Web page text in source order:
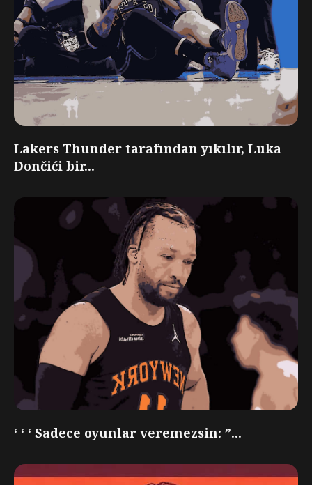
Lakers Thunder tarafından yıkılır, Luka
Dončići bir...
‘ ‘ ‘ Sadece oyunlar veremezsin: ”...